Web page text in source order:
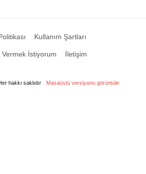
Kullanım Şartları
Vermek İstiyorum İletişim
hakkı saklıdır Masaüstü versiyonu görüntüle